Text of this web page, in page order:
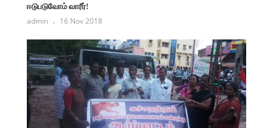
ஈடுபடுவோம் வாரீர்!
admin 16 Nov 2018